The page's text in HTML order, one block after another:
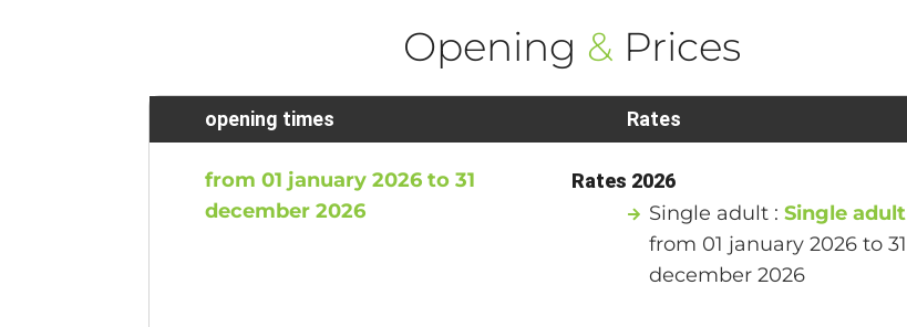
Opening & Prices
opening times
from 01 january 2026 to 31
december 2026
Rates
Rates 2026
Single adult :Single adult
from 01 january 2026 to 31
december 2026